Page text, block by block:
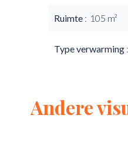
Ruimte 105 m²
Type verwarming
Andere